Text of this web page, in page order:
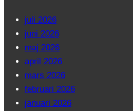
juli 2026
juni 2026
maj 2026
april 2026
mars 2026
februari 2026
januari 2026